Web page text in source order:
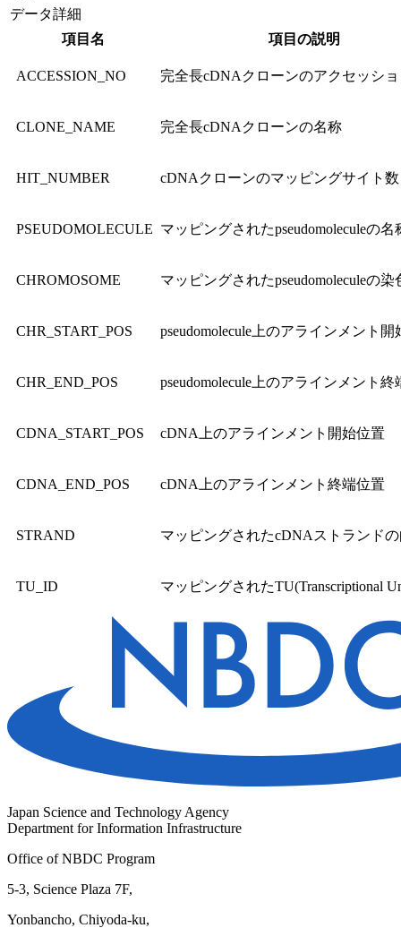
データ詳細
項目名
項目の説明
ACCESSION_NO 完全長cDNAクローンのアクセッシ
CLONE_NAME 完全長cDNAクローンの名称
HIT_NUMBER cDNAクローンのマッピングサイト数
PSEUDOMOLECULE マッピングされたpseudomoleculeの名
CHROMOSOME マッピングされたpseudomoleculeの染
CHR_START_POS pseudomolecule上のアラインメント開
CHR_END_POS pseudomolecule上のアラインメント終
CDNA_START_POS cDNA上のアラインメント開始位置
CDNA_END_POS cDNA上のアラインメント終端位置
STRAND マッピングされたcDNAストランド
TU_ID マッピングされたTU(Transcriptional
Japan Science and Technology Agency
Department for Information Infrastructure
Office of NBDC Program
5-3, Science Plaza 7F,
Yonbancho, Chiyoda-ku,